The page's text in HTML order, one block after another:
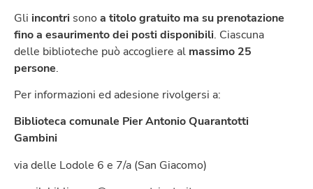
Gli incontri sono a titolo gratuito ma su prenotazione
fino a esaurimento dei posti disponibili. Ciascuna
delle biblioteche può accogliere al massimo 25
persone.
Per informazioni ed adesione rivolgersi a:
Biblioteca comunale Pier Antonio Quarantotti
Gambini
via delle Lodole 6 e 7/a (San Giacomo)